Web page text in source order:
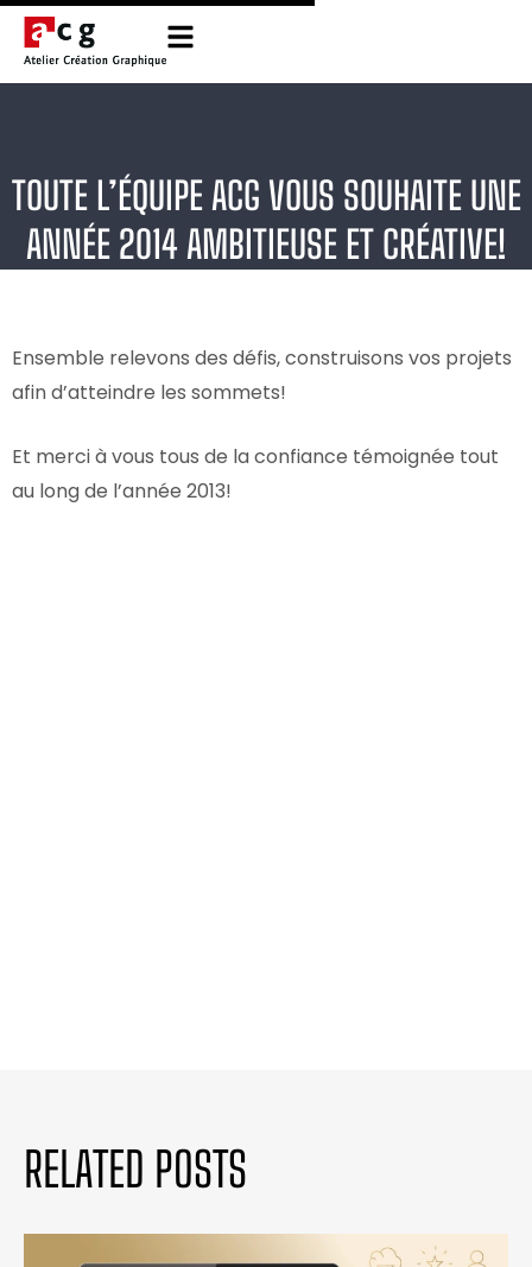
TOUTE L’ÉQUIPE ACG VOUS SOUHAITE UNE
ANNÉE 2014 AMBITIEUSE ET CRÉATIVE!
Ensemble relevons des défis, construisons vos projets
afin d’atteindre les sommets!
Et merci à vous tous de la confiance témoignée tout
au long de l’année 2013!
RELATED POSTS